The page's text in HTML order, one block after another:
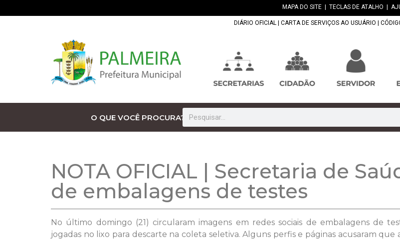
MAPA DO SITE TECLAS DE ATALHO
DIÁRIO OFICIAL CARTA DE SERVIÇOS AO USUÁRIO
O QUE VOCÊ PROCURA?
NOTA OFICIAL | Secretaria de
de embalagens de testes
No último domingo (21) circularam imagens em redes sociais de embalagens de
jogadas no lixo para descarte na coleta seletiva. Alguns perfis e páginas acusaram